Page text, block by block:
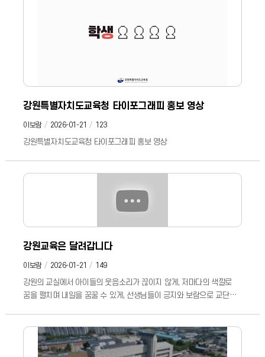
강원특별자치도교육청 타이포그래피 홍보 영상
이보람 2026-01-21 123
강원특별자치도교육청 타이포그래피 홍보 영상
강원교육은 달려갑니다
이보람 2026-01-21 149
강원의 교실에서 아이들의 웃음소리가 끊이지 않게, 저마다의 색깔로
꿈을 펼치며 내일을 꿈꿀 수 있게, 선생님들이 긍지와 보람으로 교단을
그 모든 순간을 위해 강원교육은 멈추지 않습니다. 처음 배우는 말이
세상과 통하는 문이 되고 탄탄한 기초 위에 배움의 뿌리를 깊게